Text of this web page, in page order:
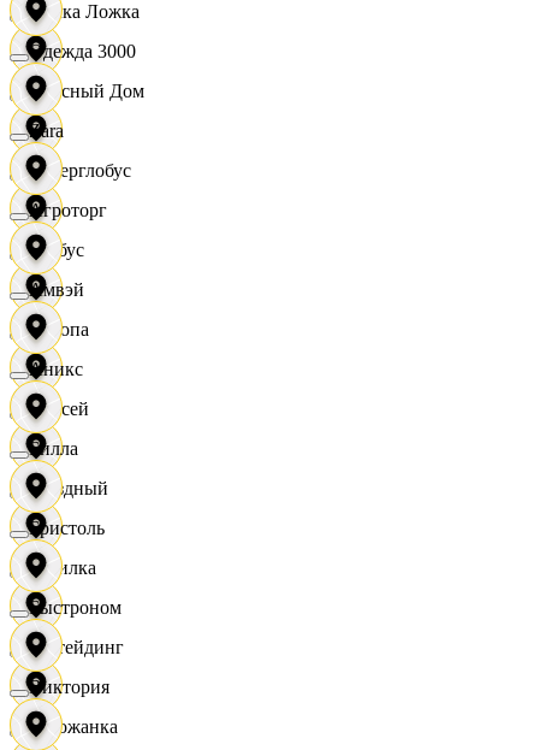
Вилка Ложка
Вкусный Дом
Гиперглобус
Глобус
Европа
Елисей
Звездный
Горилка
Ижтейдинг
Горожанка
Одежда 3000
Zara
Агроторг
Амвэй
Аникс
Билла
Бристоль
Быстроном
Виктория